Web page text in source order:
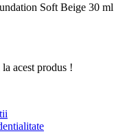
Soft Beige 30 ml
acest produs !